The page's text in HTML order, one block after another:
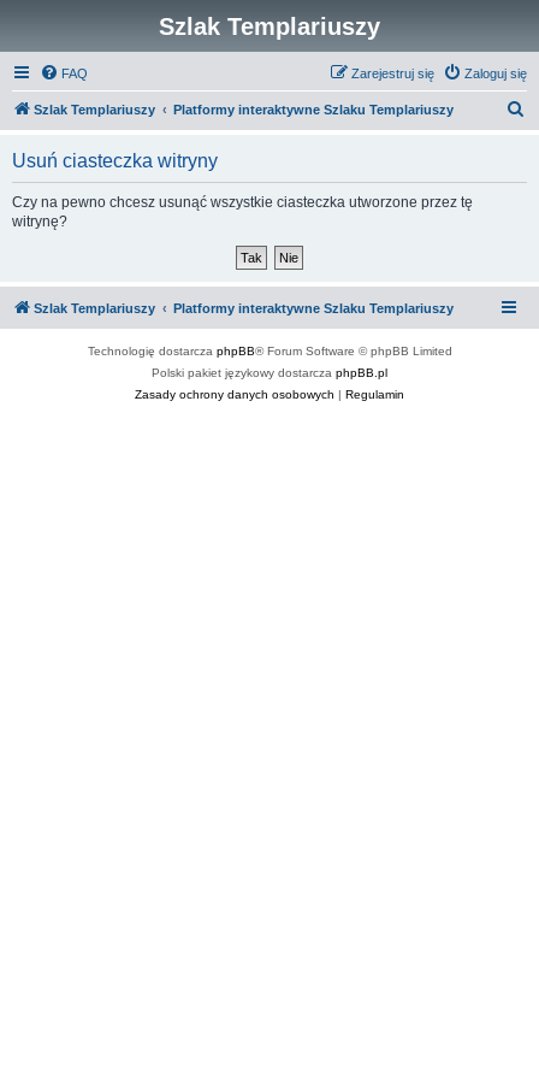
Szlak Templariuszy
FAQ Zaloguj się
Zarejestruj się
Szlak Templariuszy Platformy interaktywne Szlaku Templariuszy
Usuń ciasteczka witryny
Czy na pewno chcesz usunąć wszystkie ciasteczka utworzone przez tę
witrynę?
Szlak Templariuszy Platformy interaktywne Szlaku Templariuszy
Technologię dostarcza phpBB® Forum Software © phpBB Limited
Polski pakiet językowy dostarcza phpBB.pl
Zasady ochrony danych osobowych | Regulamin